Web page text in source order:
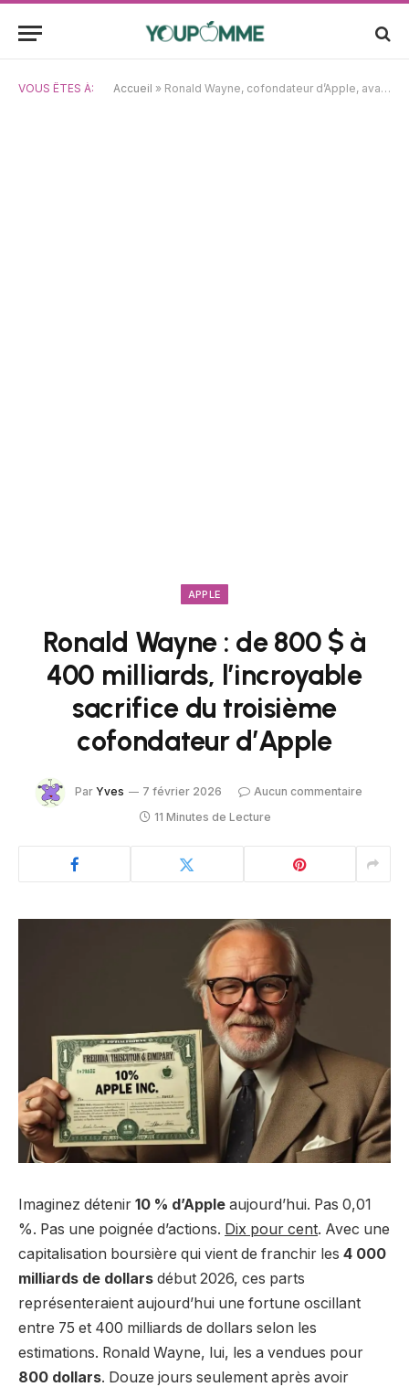
VOUS ÊTES À: Accueil » Ronald Wayne, cofondateur d’Apple, avait vendu ses 10 % pour 800 $ en 1976 — aujourd’hui, ils vaudraient jusqu’à 400 milliards de dollars
APPLE
Ronald Wayne : de 800 $ à
400 milliards, l’incroyable
sacrifice du troisième
cofondateur d’Apple
Par Yves 7 février 2026
Aucun commentaire
11 Minutes de Lecture
Imaginez détenir 10 % d’Apple aujourd’hui. Pas 0,01
%. Pas une poignée d’actions. Dix pour cent. Avec une
capitalisation boursière qui vient de franchir les 4 000
milliards de dollars début 2026, ces parts
représenteraient aujourd’hui une fortune oscillant
entre 75 et 400 milliards de dollars selon les
estimations. Ronald Wayne, lui, les a vendues pour
800 dollars. Douze jours seulement après avoir